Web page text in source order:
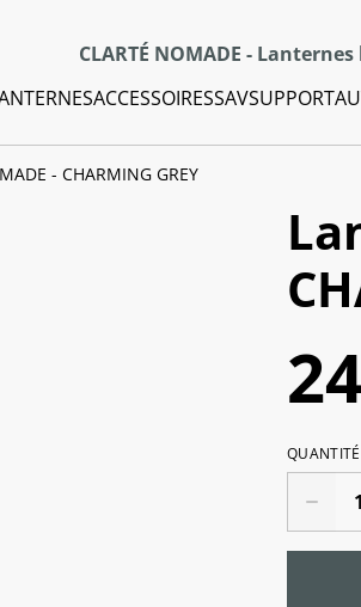
CLARTÉ NOMADE -
ACCESSOIRESSAVSUPPORT
- CHARMING GREY
QUANTITÉ